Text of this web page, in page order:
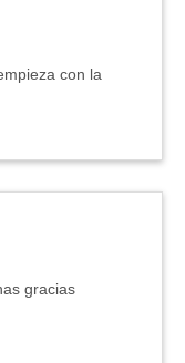
con la
gracias